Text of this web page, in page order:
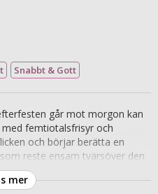
Snabbt & Gott
går mot morgon kan
femtiotalsfrisyr och
och börjar berätta en
reste ensam tvärsöver den
den perfekta hamburgaren.
många dagar kunde han
mer